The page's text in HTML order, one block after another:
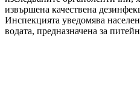
извършена качествена
Инспекцията уведомява
водата, предназначена за